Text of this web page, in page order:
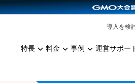
特長 料金 事例 運営サポー
導入を検
雑貨販売
料金シミュレーション
コミュニティイベントCarty